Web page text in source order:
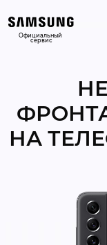
Официальный
сервис
НА